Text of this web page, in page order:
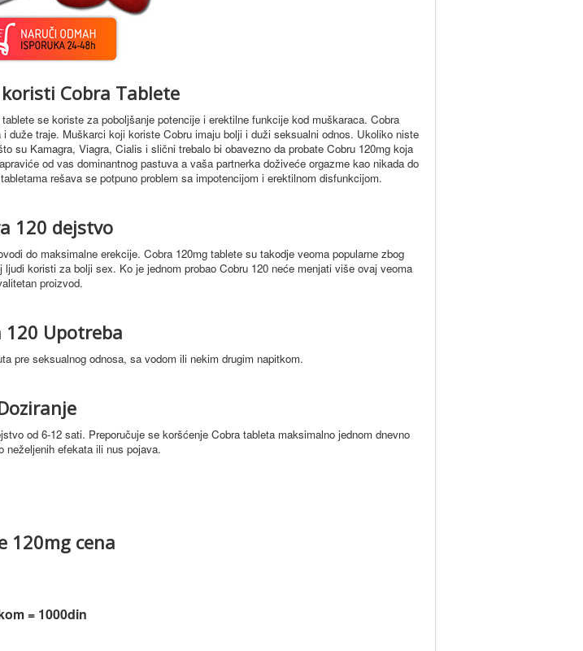
Cobra Tablete
se koriste za poboljšanje potencije i erektilne funkcije kod muškaraca. Cobra
duže traje. Muškarci koji koriste Cobru imaju bolji i duži seksualni odnos. Ukoliko niste
su Kamagra, Viagra, Cialis i slični trebalo bi obavezno da probate Cobru 120mg koja
od vas dominantnog pastuva a vaša partnerka doživeće orgazme kao nikada do
rešava se potpuno problem sa impotencijom i erektilnom disfunkcijom.
120 dejstvo
do maksimalne erekcije. Cobra 120mg tablete su takodje veoma popularne zbog
koristi za bolji sex. Ko je jednom probao Cobru 120 neće menjati više ovaj veoma
proizvod.
120 Upotreba
pre seksualnog odnosa, sa vodom ili nekim drugim napitkom.
od 6-12 sati. Preporučuje se koršćenje Cobra tableta maksimalno jednom dnevno
neželjenih efekata ili nus pojava.
120mg cena
= 1000din